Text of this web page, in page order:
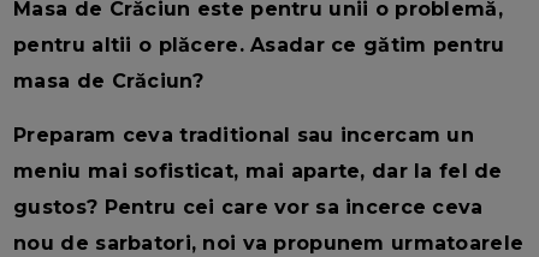
Masa de Crăciun este pentru unii o problemă,
pentru altii o plăcere. Asadar ce gătim pentru
masa de Crăciun?
Preparam ceva traditional sau incercam un
meniu mai sofisticat, mai aparte, dar la fel de
gustos? Pentru cei care vor sa incerce ceva
nou de sarbatori, noi va propunem urmatoarele